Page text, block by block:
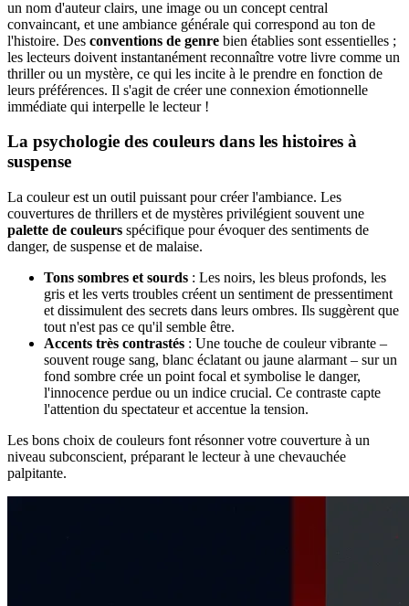
un nom d'auteur clairs, une image ou un concept central
convaincant, et une ambiance générale qui correspond au ton de
l'histoire. Des conventions de genre bien établies sont essentielles ;
les lecteurs doivent instantanément reconnaître votre livre comme un
thriller ou un mystère, ce qui les incite à le prendre en fonction de
leurs préférences. Il s'agit de créer une connexion émotionnelle
immédiate qui interpelle le lecteur !
La psychologie des couleurs dans les histoires à
suspense
La couleur est un outil puissant pour créer l'ambiance. Les
couvertures de thrillers et de mystères privilégient souvent une
palette de couleurs spécifique pour évoquer des sentiments de
danger, de suspense et de malaise.
Tons sombres et sourds : Les noirs, les bleus profonds, les
gris et les verts troubles créent un sentiment de pressentiment
et dissimulent des secrets dans leurs ombres. Ils suggèrent que
tout n'est pas ce qu'il semble être.
Accents très contrastés : Une touche de couleur vibrante –
souvent rouge sang, blanc éclatant ou jaune alarmant – sur un
fond sombre crée un point focal et symbolise le danger,
l'innocence perdue ou un indice crucial. Ce contraste capte
l'attention du spectateur et accentue la tension.
Les bons choix de couleurs font résonner votre couverture à un
niveau subconscient, préparant le lecteur à une chevauchée
palpitante.